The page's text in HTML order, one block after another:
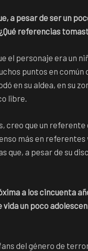
a pesar de ser un
referencias
el personaje era un
puntos en
en su aldea, en su
libre.
creo que un
más en
que, a pesar de su
a los cincuenta
vida un poco
del género de